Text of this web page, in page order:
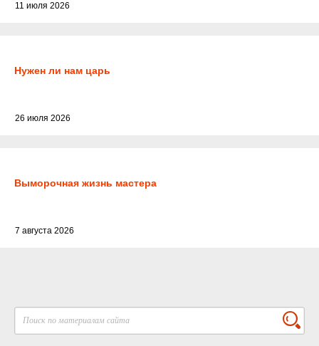
11 июля 2026
Нужен ли нам царь
26 июля 2026
Выморочная жизнь мастера
7 августа 2026